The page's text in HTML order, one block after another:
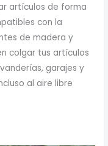
artículos de forma
con la
de madera y
colgar tus artículos
garajes y
al aire libre